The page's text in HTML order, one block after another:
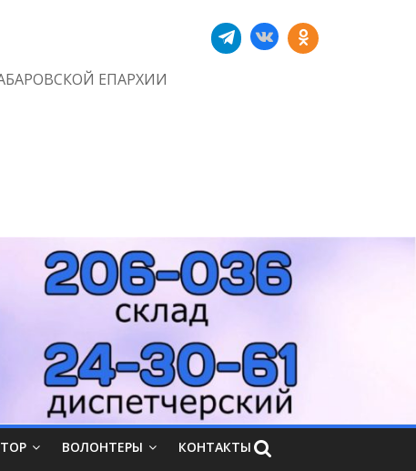
ЕПАРХИИ
ВОЛОНТЕРЫ КОНТАКТЫ